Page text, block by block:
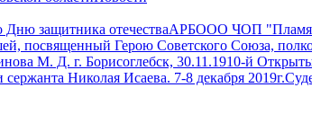
защитника отечестваАРБООО ЧОП
посвященный Герою Советского Союза,
М. Д. г. Борисоглебск, 30.11.1910-й
Николая Исаева. 7-8 декабря 2019г.